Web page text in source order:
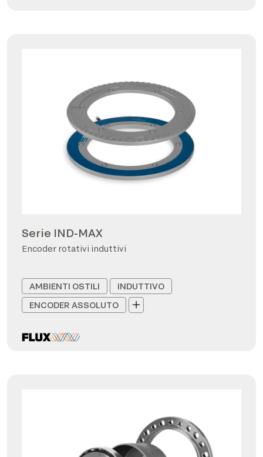
Serie IND-MAX
Encoder rotativi induttivi
AMBIENTI OSTILI
INDUTTIVO
ENCODER ASSOLUTO